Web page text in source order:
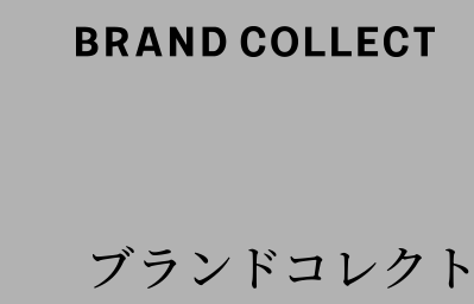
ブランドコレク